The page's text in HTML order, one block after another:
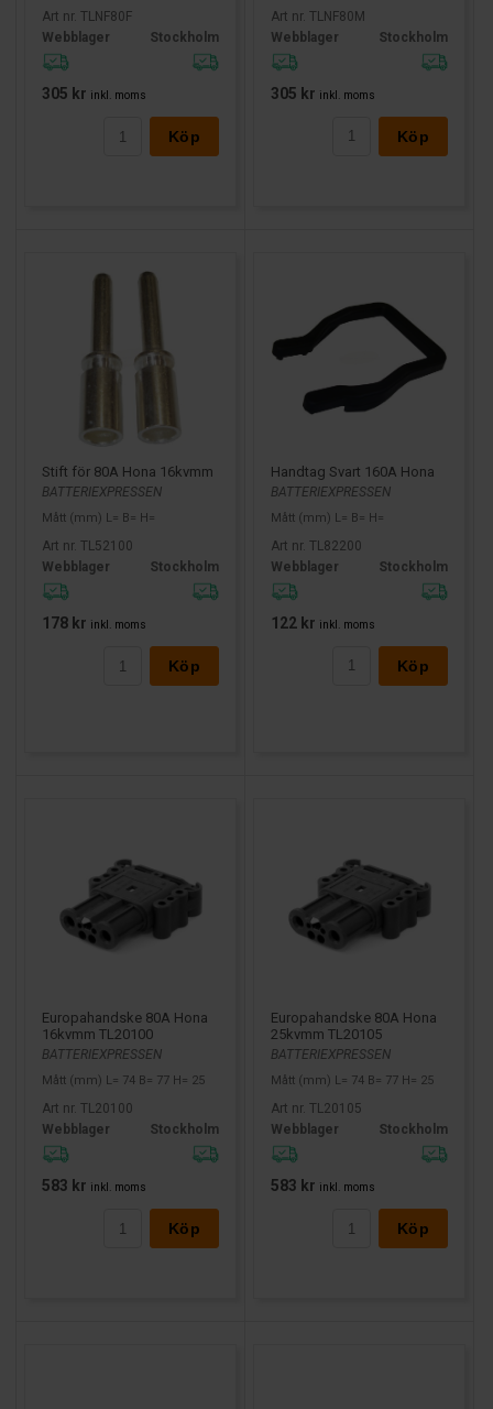
Art nr. TLNF80F
Webblager
Stockholm
305 kr inkl. moms
Köp
Art nr. TLNF80M
Webblager
Stockholm
305 kr inkl. moms
Köp
Stift för 80A Hona 16kvmm
BATTERIEXPRESSEN
Mått (mm) L= B= H=
Art nr. TL52100
Webblager
Stockholm
178 kr inkl. moms
Köp
Handtag Svart 160A Hona
BATTERIEXPRESSEN
Mått (mm) L= B= H=
Art nr. TL82200
Webblager
Stockholm
122 kr inkl. moms
Köp
Europahandske 80A Hona
16kvmm TL20100
BATTERIEXPRESSEN
Mått (mm) L= 74 B= 77 H= 25
Art nr. TL20100
Webblager
Stockholm
583 kr inkl. moms
Köp
Europahandske 80A Hona
25kvmm TL20105
BATTERIEXPRESSEN
Mått (mm) L= 74 B= 77 H= 25
Art nr. TL20105
Webblager
Stockholm
583 kr inkl. moms
Köp